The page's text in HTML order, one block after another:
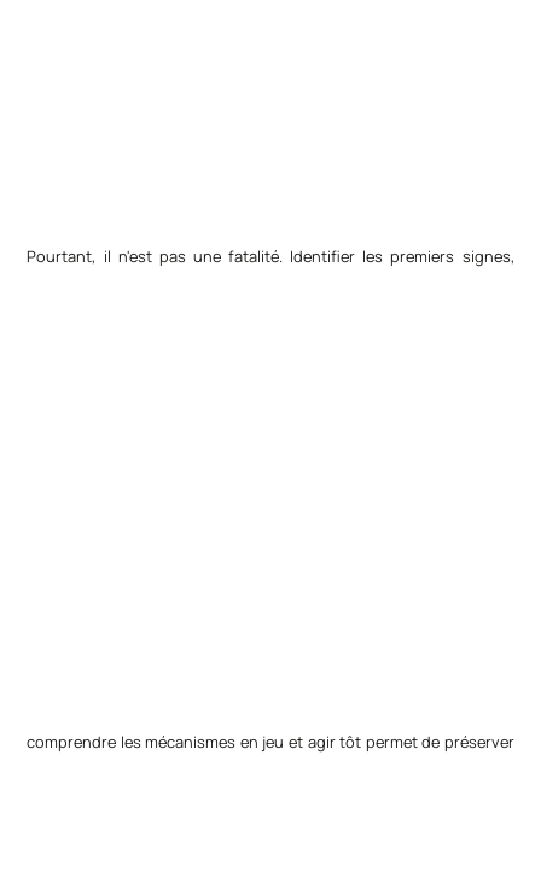
Pourtant, il n'est pas une fatalité. Identifier les premiers signes,
comprendre les mécanismes en jeu et agir tôt permet de préserver